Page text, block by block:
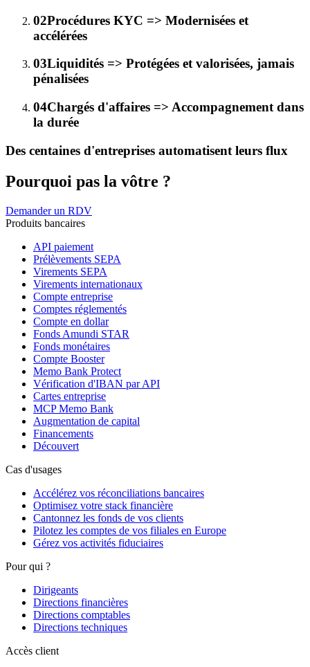
02Procédures KYC => Modernisées et
accélérées
03Liquidités => Protégées et valorisées, jamais
pénalisées
04Chargés d'affaires => Accompagnement dans
la durée
Des centaines d'entreprises automatisent leurs flux
Pourquoi pas la vôtre ?
Demander un RDV
Produits bancaires
API paiement
Prélèvements SEPA
Virements SEPA
Virements internationaux
Compte entreprise
Comptes réglementés
Compte en dollar
Fonds Amundi STAR
Fonds monétaires
Compte Booster
Memo Bank Protect
Vérification d'IBAN par API
Cartes entreprise
MCP Memo Bank
Augmentation de capital
Financements
Découvert
Cas d'usages
Accélérez vos réconciliations bancaires
Optimisez votre stack financière
Cantonnez les fonds de vos clients
Pilotez les comptes de vos filiales en Europe
Gérez vos activités fiduciaires
Pour qui ?
Dirigeants
Directions financières
Directions comptables
Directions techniques
Accès client